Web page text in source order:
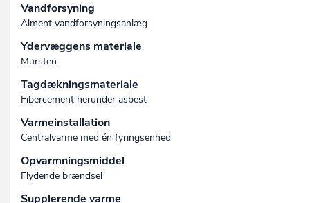
Vandforsyning
Alment vandforsyningsanlæg
Ydervæggens materiale
Mursten
Tagdækningsmateriale
Fibercement herunder asbest
Varmeinstallation
Centralvarme med én fyringsenhed
Opvarmningsmiddel
Flydende brændsel
Supplerende varme